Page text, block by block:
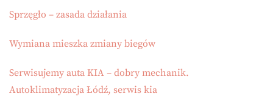
Sprzęgło – zasada działania
Wymiana mieszka zmiany biegów
Serwisujemy auta KIA – dobry mechanik.
Autoklimatyzacja Łódź, serwis kia